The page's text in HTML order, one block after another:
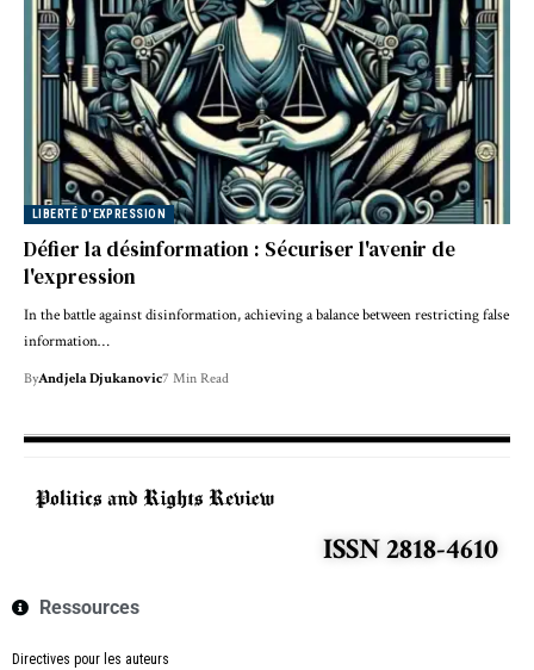
LIBERTÉ D'EXPRESSION
Défier la désinformation : Sécuriser l'avenir de
l'expression
In the battle against disinformation, achieving a balance between restricting false
information…
ByAndjela Djukanovic7 Min Read
ISSN 2818-4610
Ressources
Directives pour les auteurs